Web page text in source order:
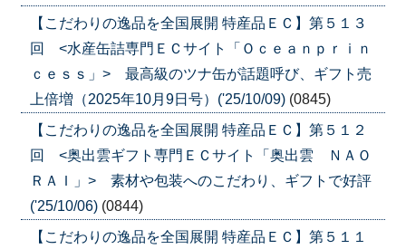
【こだわりの逸品を全国展開 特産品ＥＣ】第５１３
回 <水産缶詰専門ＥＣサイト「Ｏｃｅａｎｐｒｉｎ
ｃｅｓｓ」> 最高級のツナ缶が話題呼び、ギフト売
上倍増（2025年10月9日号）('25/10/09) (0845)
【こだわりの逸品を全国展開 特産品ＥＣ】第５１２
回 <奥出雲ギフト専門ＥＣサイト「奥出雲 ＮＡＯ
ＲＡＩ」> 素材や包装へのこだわり、ギフトで好評
('25/10/06) (0844)
【こだわりの逸品を全国展開 特産品ＥＣ】第５１１